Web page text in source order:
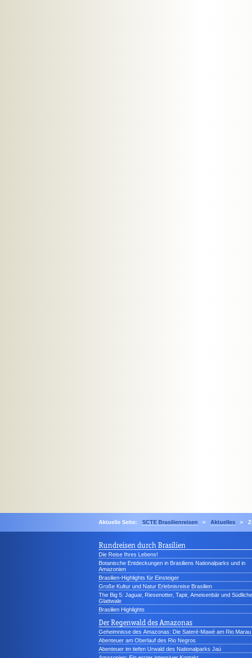
Aktuelle Seite: SCTE Brasilienreisen > Aktuelles >
Rundreisen durch Brasilien
Die Reise Ihres Lebens!
Botanische Entdeckungen in Brasiliens Nationalparks und in
Amazonien
Brasilien-Highlights für Einsteiger
Große Kultur und Natur Erlebnisreise Brasilien
The Big 5: Jaguar, Riesenotter, Tapir, Ameisenbär und Südliche
Glattwale
Brasilien Highlights
Der Regenwald des Amazonas
Geheimnisse des Amazonas: Die Sateré-Mawé am Rio Marau
Abenteuer am Oberlauf des Rio Negros
Abenteuer im tiefen Urwald des Nationalparks Jaú